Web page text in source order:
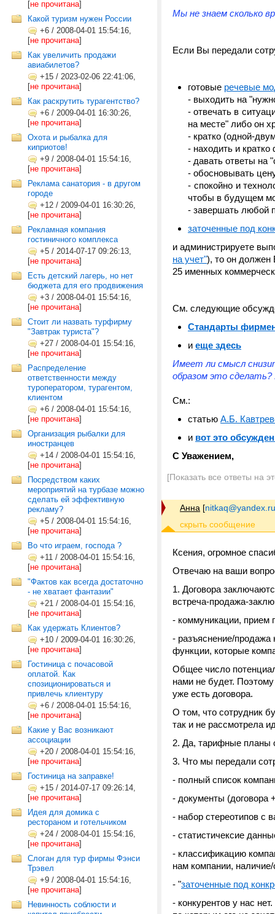
[не прочитана]
Какой туризм нужен России
+6 / 2008-04-01 15:54:16,
[не прочитана]
Как увеличить продажи
авиабилетов?
+15 / 2023-02-06 22:41:06,
[не прочитана]
Как раскрутить турагентство?
+6 / 2009-04-01 16:30:26,
[не прочитана]
Охота и рыбалка для
киприотов!
+9 / 2008-04-01 15:54:16,
[не прочитана]
Реклама санатория - в другом
городе
+12 / 2009-04-01 16:30:26,
[не прочитана]
Рекламная компания
гостиничного комплекса
+5 / 2014-07-17 09:26:13,
[не прочитана]
Есть детский лагерь, но нет
бюджета для его продвижения
+3 / 2008-04-01 15:54:16,
[не прочитана]
Стоит ли назвать турфирму
"Завтрак туриста"?
+27 / 2008-04-01 15:54:16,
[не прочитана]
Распределение
ответственности между
туроператором, турагентом,
клиентом
+6 / 2008-04-01 15:54:16,
[не прочитана]
Организация рыбалки для
иностранцев
+14 / 2008-04-01 15:54:16,
[не прочитана]
Посредством каких
мероприятий на турбазе можно
сделать ей эффективную
рекламу?
+5 / 2008-04-01 15:54:16,
[не прочитана]
Во что играем, господа ?
+11 / 2008-04-01 15:54:16,
[не прочитана]
"Фактов как всегда достаточно
- не хватает фантазии"
+21 / 2008-04-01 15:54:16,
[не прочитана]
Как удержать Клиентов?
+10 / 2009-04-01 16:30:26,
[не прочитана]
Гостиница с почасовой
оплатой. Как
спозиционироваться и
привлечь клиентуру
+6 / 2008-04-01 15:54:16,
[не прочитана]
Какие у Вас возникают
ассоциации
+20 / 2008-04-01 15:54:16,
[не прочитана]
Гостиница на заправке!
+15 / 2014-07-17 09:26:14,
[не прочитана]
Идея для домика с
рестораном и готельчиком
+24 / 2008-04-01 15:54:16,
[не прочитана]
Слоган для тур фирмы Фэнси
Трэвел
+9 / 2008-04-01 15:54:16,
[не прочитана]
Невинность соблюсти и
Мы не знаем сколько
Если Вы передали
готовые речевые
- выходить на
- отвечать в
на месте" либо он
- кратко (одной-
- находить и
- давать ответы на
- обосновывать
- спокойно и
чтобы в будущем
- завершать любой
заточенные под
и администрируете
на учет"), то он
25 именных
См. следующие
Стандарты
и еще здесь
Имеет ли смысл
образом это
См.:
статью А.Б.
и вот это
С Уважением,
[Показать все ответы на
Анна [nitkaq@yandex.ru
Ксения, огромное
Отвечаю на ваши
1. Договора
встреча-продажа-
- коммуникации, прием
- разъяснение/продажа
функции, которые
Общее число
нами не будет.
уже есть договора.
О том, что сотрудник
так и не рассмотрела
2. Да, тарифные планы
3. Что мы передали
- полный список
- документы (договора
- набор стереотипов с
- статистичексие
- классификацию
нам компании,
- "заточенные под
- конкурентов у нас